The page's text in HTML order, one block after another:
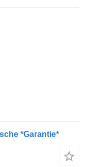
*Garantie*